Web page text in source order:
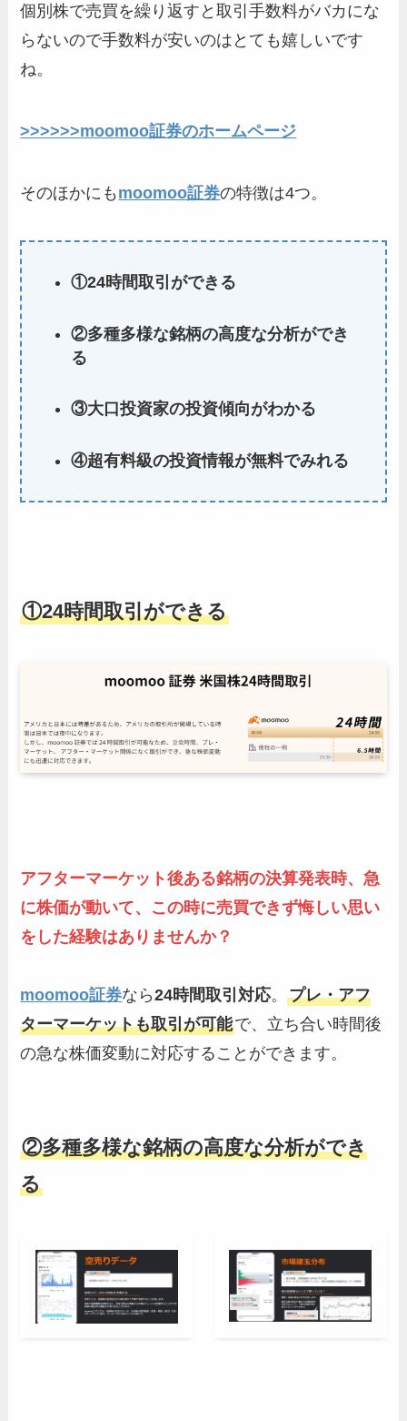
個別株で売買を繰り返すと取引手数料がバカにな
らないので手数料が安いのはとても嬉しいです
ね。
>>>>>>moomoo証券のホームページ
そのほかにも moomoo証券の特徴は4つ。
①24時間取引ができる
②多種多様な銘柄の高度な分析ができ
る
③大口投資家の投資傾向がわかる
④超有料級の投資情報が無料でみれる
①24時間取引ができる
アフターマーケット後ある銘柄の決算発表時、急
に株価が動いて、この時に売買できず悔しい思い
をした経験はありませんか？
moomoo証券なら24時間取引対応。プレ・アフ
ターマーケットも取引が可能で、立ち合い時間後
の急な株価変動に対応することができます。
②多種多様な銘柄の高度な分析ができ
る